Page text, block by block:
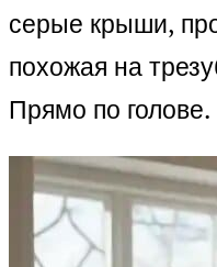
серые крыши,
похожая на
Прямо по голове.